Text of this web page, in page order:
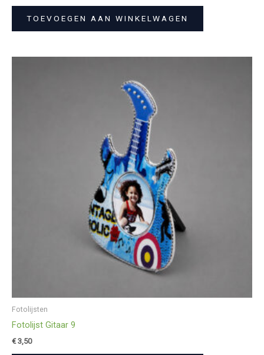
TOEVOEGEN AAN WINKELWAGEN
Fotolijsten
Fotolijst Gitaar 9
€3,50